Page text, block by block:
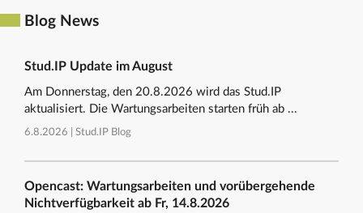
Blog News
Stud.IP Update im August
Am Donnerstag, den 20.8.2026 wird das Stud.IP
aktualisiert. Die Wartungsarbeiten starten früh ab ...
6.8.2026 | Stud.IP Blog
Opencast: Wartungsarbeiten und vorübergehende
Nichtverfügbarkeit ab Fr, 14.8.2026